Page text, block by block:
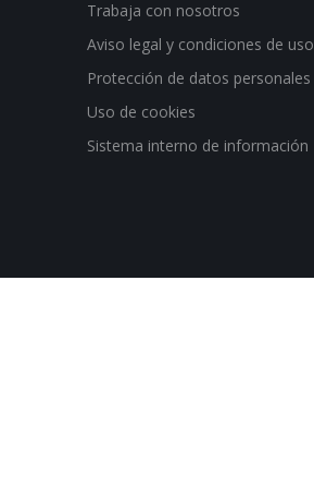
Trabaja con nosotros
Aviso legal y condiciones de
Protección de datos personales
Uso de cookies
Sistema interno de información